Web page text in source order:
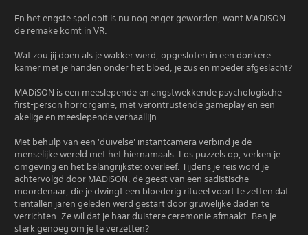
En het engste spel ooit is nu nog enger geworden, want MADiSON
de remake komt in VR.
Wat zou jij doen als je wakker werd, opgesloten in een donkere
kamer met je handen onder het bloed, je zus en moeder afgeslacht?
MADiSON is een meeslepende en angstwekkende psychologische
first-person horrorgame, met verontrustende gameplay en een
akelige en meeslepende verhaallijn.
Met behulp van een 'duivelse' instantcamera verbind je de
menselijke wereld met het hiernamaals. Los puzzels op, verken je
omgeving en het belangrijkste: overleef. Tijdens je reis word je
achtervolgd door MADiSON, de geest van een sadistische
moordenaar, die je dwingt een bloederig ritueel voort te zetten dat
tientallen jaren geleden werd gestart door gruwelijke daden te
verrichten. Ze wil dat je haar duistere ceremonie afmaakt. Ben je
sterk genoeg om je te verzetten?